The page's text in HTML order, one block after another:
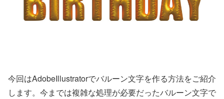
今回はAdobeIllustratorでバルーン文字を作る方法をご紹介
します。今までは複雑な処理が必要だったバルーン文字で